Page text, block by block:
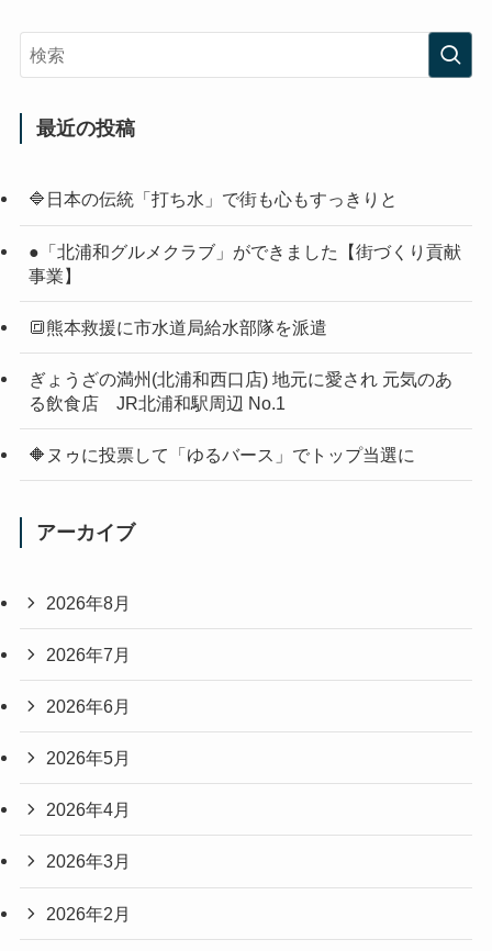
最近の投稿
🔷日本の伝統「打ち水」で街も心もすっきりと
●「北浦和グルメクラブ」ができました【街づくり貢献
事業】
🔳熊本救援に市水道局給水部隊を派遣
ぎょうざの満州(北浦和西口店) 地元に愛され 元気のあ
る飲食店 JR北浦和駅周辺 No.1
🔶ヌゥに投票して「ゆるバース」でトップ当選に
アーカイブ
2026年8月
2026年7月
2026年6月
2026年5月
2026年4月
2026年3月
2026年2月